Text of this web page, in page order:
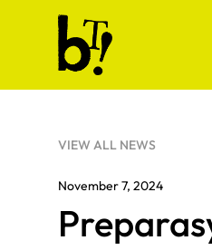
Skip to content
Ballet Tech
VIEW ALL NEWS
November 7, 2024